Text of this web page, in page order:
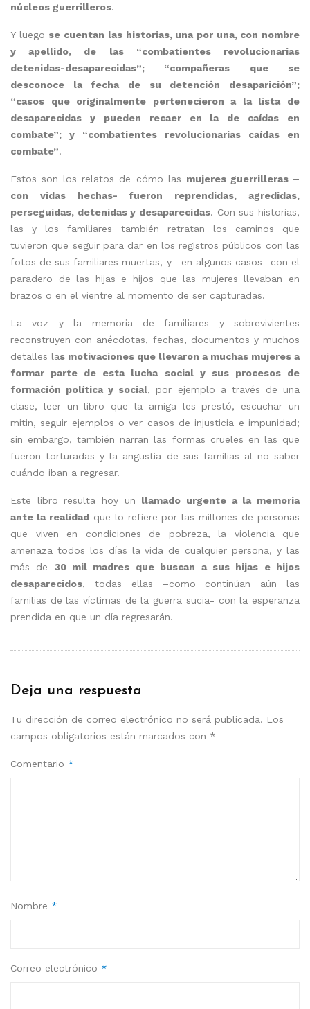
núcleos guerrilleros.
Y luego se cuentan las historias, una por una, con nombre
y apellido, de las “combatientes revolucionarias
detenidas-desaparecidas”; “compañeras que se
desconoce la fecha de su detención desaparición”;
“casos que originalmente pertenecieron a la lista de
desaparecidas y pueden recaer en la de caídas en
combate”; y “combatientes revolucionarias caídas en
combate”.
Estos son los relatos de cómo las mujeres guerrilleras –
con vidas hechas- fueron reprendidas, agredidas,
perseguidas, detenidas y desaparecidas. Con sus historias,
las y los familiares también retratan los caminos que
tuvieron que seguir para dar en los registros públicos con las
fotos de sus familiares muertas, y –en algunos casos- con el
paradero de las hijas e hijos que las mujeres llevaban en
brazos o en el vientre al momento de ser capturadas.
La voz y la memoria de familiares y sobrevivientes
reconstruyen con anécdotas, fechas, documentos y muchos
detalles las motivaciones que llevaron a muchas mujeres a
formar parte de esta lucha social y sus procesos de
formación política y social, por ejemplo a través de una
clase, leer un libro que la amiga les prestó, escuchar un
mitin, seguir ejemplos o ver casos de injusticia e impunidad;
sin embargo, también narran las formas crueles en las que
fueron torturadas y la angustia de sus familias al no saber
cuándo iban a regresar.
Este libro resulta hoy un llamado urgente a la memoria
ante la realidadque lo refiere por las millones de personas
que viven en condiciones de pobreza, la violencia que
amenaza todos los días la vida de cualquier persona, y las
más de 30 mil madres que buscan a sus hijas e hijos
desaparecidos, todas ellas –como continúan aún las
familias de las víctimas de la guerra sucia- con la esperanza
prendida en que un día regresarán.
Deja una respuesta
Tu dirección de correo electrónico no será publicada. Los
campos obligatorios están marcados con *
Comentario *
Nombre *
Correo electrónico *